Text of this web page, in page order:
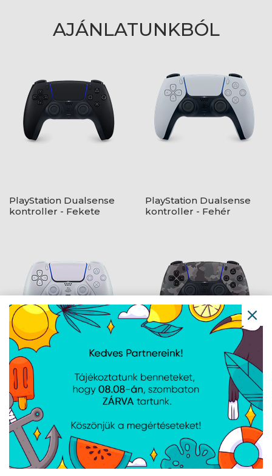
AJÁNLATUNKBÓL
PlayStation Dualsense
kontroller - Fekete
PlayStation Dualsense
kontroller - Fehér
PlayStation Dualsense
Pearl kontroller
PlayStation Dualsense
Grey Camo Kontroller
Navigáció